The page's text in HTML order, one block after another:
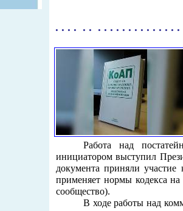
. . . . . . . . . . . . . . . . . . . .
Работа над
инициатором выступил
документа приняли участие
применяет нормы кодекса на
сообщество).
В ходе работы над